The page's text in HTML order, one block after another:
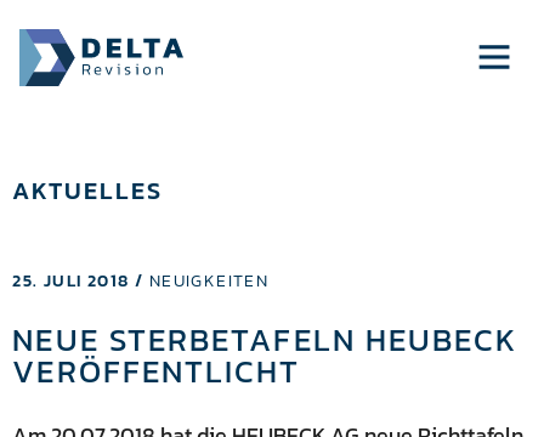
AKTUELLES
25. JULI 2018 / NEUIGKEITEN
NEUE STERBETAFELN HEUBECK
VERÖFFENTLICHT